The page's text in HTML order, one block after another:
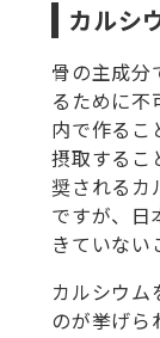
カルシ
骨の主成分
るために不
内で作るこ
摂取するこ
奨されるカ
ですが、日
きていない
カルシウム
のが挙げら